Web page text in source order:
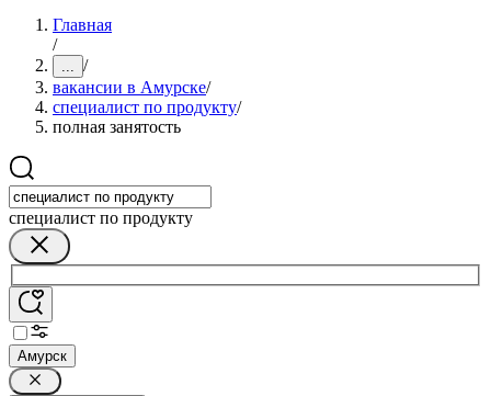
Главная
/
... /
вакансии в Амурске/
специалист по продукту/
полная занятость
специалист по продукту
Амурск